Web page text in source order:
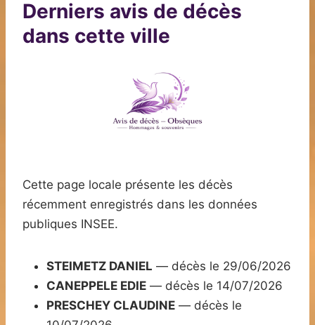
Derniers avis de décès
dans cette ville
Cette page locale présente les décès
récemment enregistrés dans les données
publiques INSEE.
STEIMETZ DANIEL — décès le 29/06/2026
CANEPPELE EDIE — décès le 14/07/2026
PRESCHEY CLAUDINE — décès le